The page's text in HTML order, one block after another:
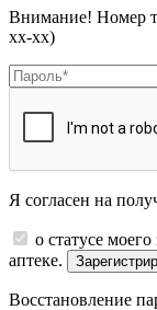
Внимание! Номер
хх-хх)
Я согласен на
о статусе моего
аптеке.
Восстановление